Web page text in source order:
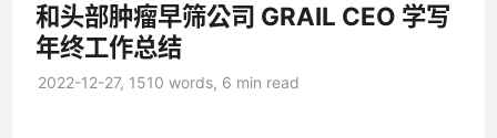
和头部肿瘤早筛公司 GRAIL CEO 学写
年终工作总结
2022-12-27, 1510 words, 6 min read